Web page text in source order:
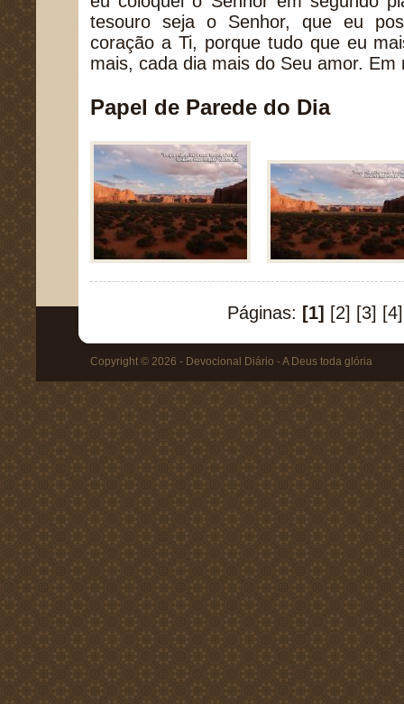
tesouro seja o Senhor, que eu
coração a Ti, porque tudo que eu
mais, cada dia mais do Seu amor.
Papel de Parede do Dia
Páginas: [1] [2] [3] [4]
Copyright © 2026 - Devocional Diário - A Deus toda glória